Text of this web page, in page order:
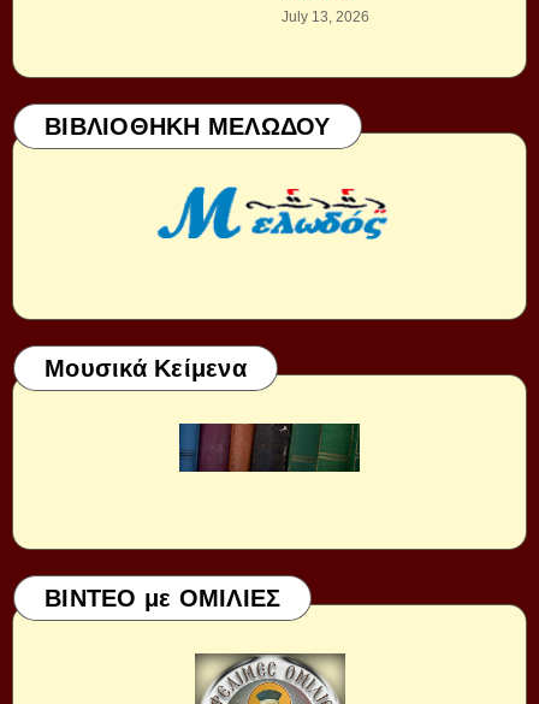
July 13, 2026
ΒΙΒΛΙΟΘΗΚΗ ΜΕΛΩΔΟΥ
Μουσικά Κείμενα
ΒΙΝΤΕΟ με ΟΜΙΛΙΕΣ